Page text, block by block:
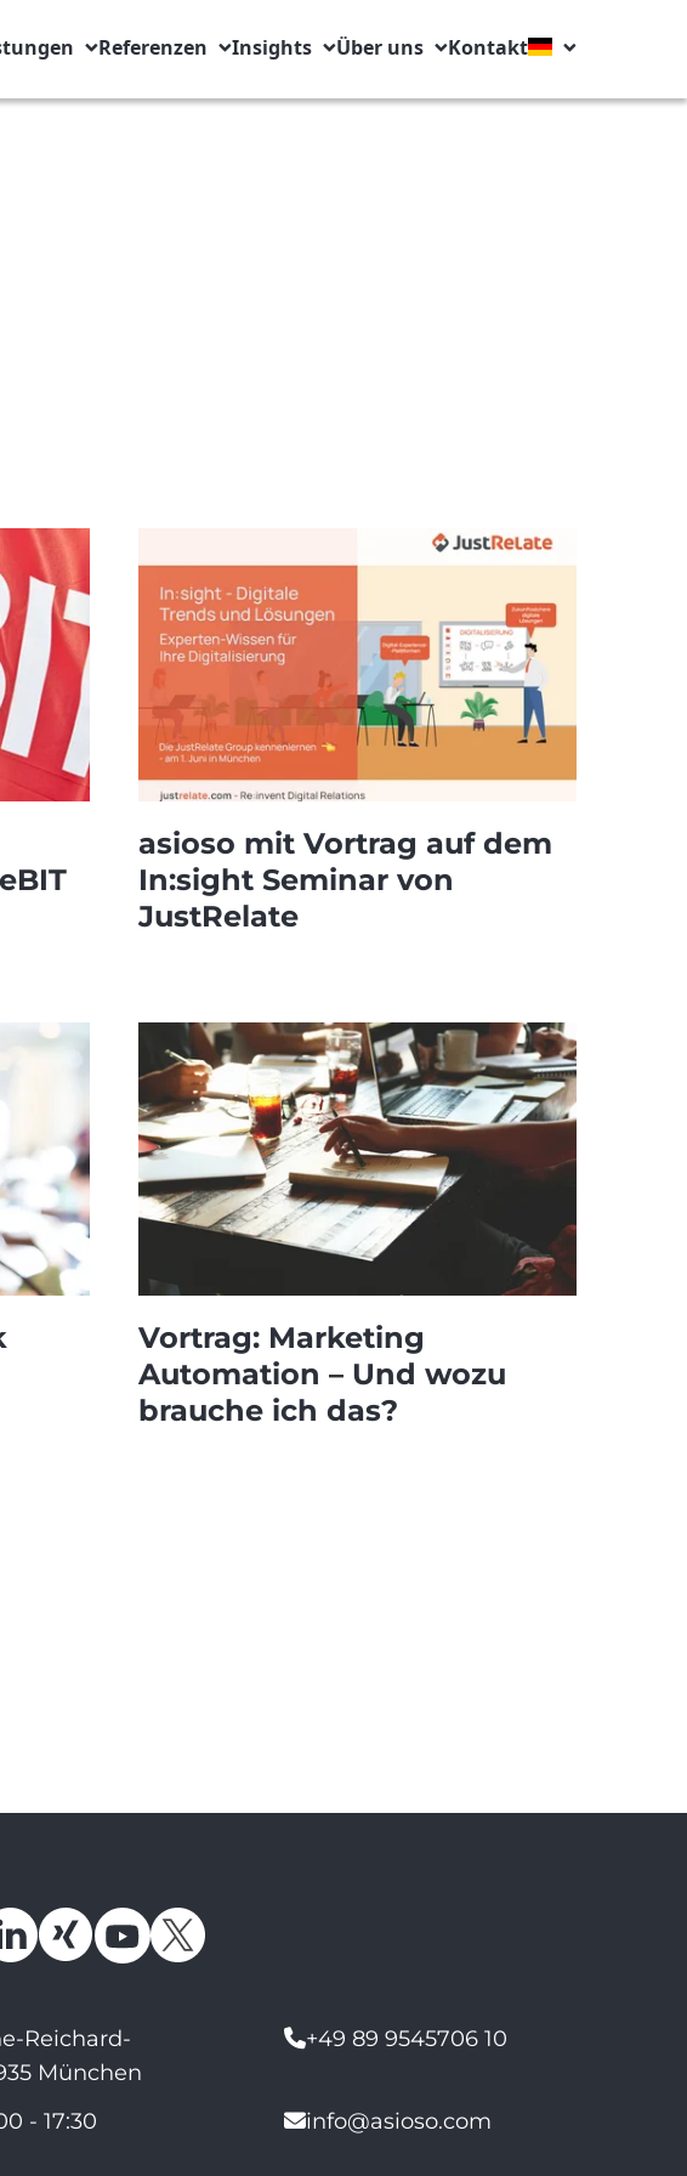
Referenzen Insights Über uns Kontakt
asioso mit Vortrag auf dem
In:sight Seminar von
JustRelate
Vortrag: Marketing
Automation – Und wozu
brauche ich das?
Reichard-
München
+49 89 9545706 10
- 17:30 info@asioso.com